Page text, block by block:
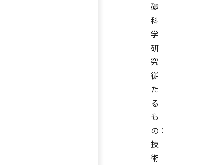
礎
科
学
研
究
従
た
る
も
の：
技
術